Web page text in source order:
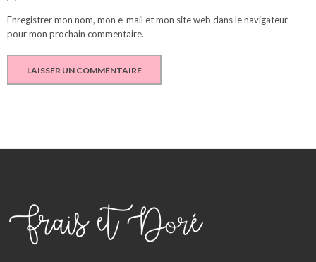
Enregistrer mon nom, mon e-mail et mon site web dans le navigateur
pour mon prochain commentaire.